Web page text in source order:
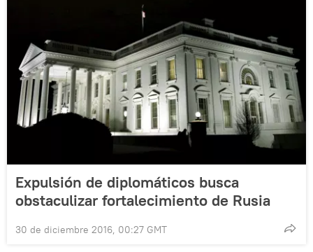
Expulsión de diplomáticos busca
obstaculizar fortalecimiento de Rusia
30 de diciembre 2016, 00:27 GMT